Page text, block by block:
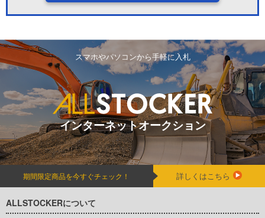
スマホやパソコンから手軽に入札
インターネットオークション
期間限定商品を今すぐチェック！ 詳しくはこちら
ALLSTOCKERについて